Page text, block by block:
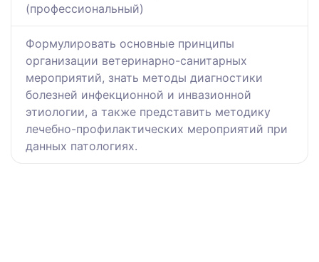
(профессиональный)
Формулировать основные принципы
организации ветеринарно-санитарных
мероприятий, знать методы диагностики
болезней инфекционной и инвазионной
этиологии, а также представить методику
лечебно-профилактических мероприятий при
данных патологиях.